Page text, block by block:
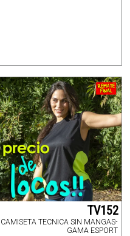
TV152
CAMISETA TECNICA SIN MANGAS-
GAMA ESPORT